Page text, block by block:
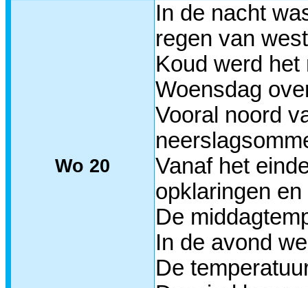
Wo 20
In de nacht
regen van
Koud werd
Woensdag
Vooral noord
Vanaf het
opklaringen
De
In de avond
De